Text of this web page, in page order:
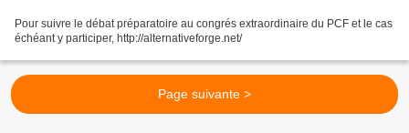
Pour suivre le débat préparatoire au congrés extraordinaire du PCF et le cas
échéant y participer, http://alternativeforge.net/
Page suivante >